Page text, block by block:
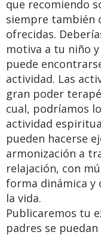
que recomiendo
siempre también
ofrecidas.
motiva a tu niño
puede
actividad. Las
gran poder
cual, podríamos
actividad
pueden hacerse
armonización a
relajación, con
forma dinámica y
la vida.
Publicaremos tu
padres se